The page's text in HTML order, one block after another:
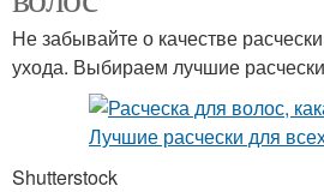
Не забывайте о качестве
ухода. Выбираем лучшие
Shutterstock